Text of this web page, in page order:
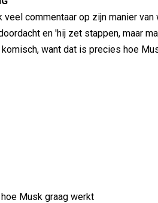
veel commentaar op zijn manier van
en 'hij zet stappen, maar
want dat is precies hoe
Musk graag werkt